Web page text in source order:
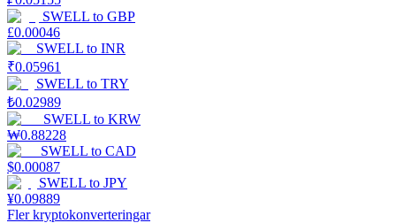
SWELL to GBP
£0.00046
SWELL to INR
₹0.05961
SWELL to TRY
₺0.02989
SWELL to KRW
₩0.88228
SWELL to CAD
$0.00087
SWELL to JPY
¥0.09889
Fler kryptokonverteringar